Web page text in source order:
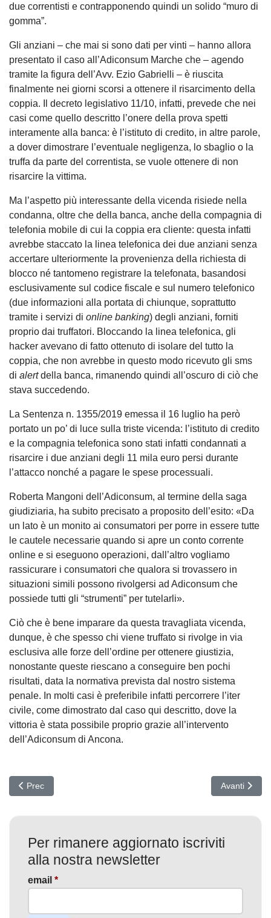
due correntisti e contrapponendo quindi un solido “muro di
gomma”.
Gli anziani – che mai si sono dati per vinti – hanno allora
presentato il caso all’Adiconsum Marche che – agendo
tramite la figura dell’Avv. Ezio Gabrielli – è riuscita
finalmente nei giorni scorsi a ottenere il risarcimento della
coppia. Il decreto legislativo 11/10, infatti, prevede che nei
casi come quello descritto l’onere della prova spetti
interamente alla banca: è l’istituto di credito, in altre parole,
a dover dimostrare l’eventuale negligenza, lo sbaglio o la
truffa da parte del correntista, se vuole ottenere di non
risarcire la vittima.
Ma l’aspetto più interessante della vicenda risiede nella
condanna, oltre che della banca, anche della compagnia di
telefonia mobile di cui la coppia era cliente: questa infatti
avrebbe staccato la linea telefonica dei due anziani senza
accertare ulteriormente la provenienza della richiesta di
blocco né tantomeno registrare la telefonata, basandosi
esclusivamente sul codice fiscale e sul numero telefonico
(due informazioni alla portata di chiunque, soprattutto
tramite i servizi di online banking) degli anziani, forniti
proprio dai truffatori. Bloccando la linea telefonica, gli
hacker avevano di fatto ottenuto di isolare del tutto la
coppia, che non avrebbe in questo modo ricevuto gli sms
di alertdella banca, rimanendo quindi all’oscuro di ciò che
stava succedendo.
La Sentenza n. 1355/2019 emessa il 16 luglio ha però
portato un po’ di luce sulla triste vicenda: l’istituto di credito
e la compagnia telefonica sono stati infatti condannati a
risarcire i due anziani degli 11 mila euro persi durante
l’attacco nonché a pagare le spese processuali.
Roberta Mangoni dell’Adiconsum, al termine della saga
giudiziaria, ha subito precisato a proposito dell’esito: «Da
un lato è un monito ai consumatori per porre in essere tutte
le cautele necessarie quando si apre un conto corrente
online e si eseguono operazioni, dall’altro vogliamo
rassicurare i consumatori che qualora si trovassero in
situazioni simili possono rivolgersi ad Adiconsum che
possiede tutti gli “strumenti” per tutelarli».
Ciò che è bene imparare da questa travagliata vicenda,
dunque, è che spesso chi viene truffato si rivolge in via
esclusiva alle forze dell’ordine per ottenere giustizia,
nonostante queste riescano a conseguire ben pochi
risultati, data la normativa prevista dal nostro sistema
penale. In molti casi è preferibile infatti percorrere l’iter
civile, come dimostrato dal caso qui descritto, dove la
vittoria è stata possibile proprio grazie all’intervento
dell’Adiconsum di Ancona.
Articolo precedente: Aumentano i casi di SIM clonate in Italia:
Prec Articolo
Avanti
Per rimanere aggiornato iscriviti
alla nostra newsletter
email *